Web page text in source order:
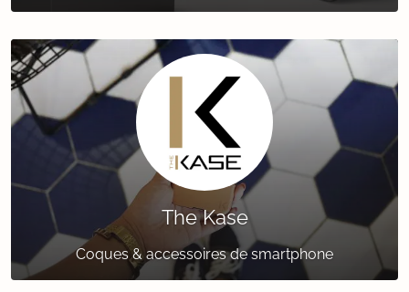
The Kase
Coques & accessoires de smartphone